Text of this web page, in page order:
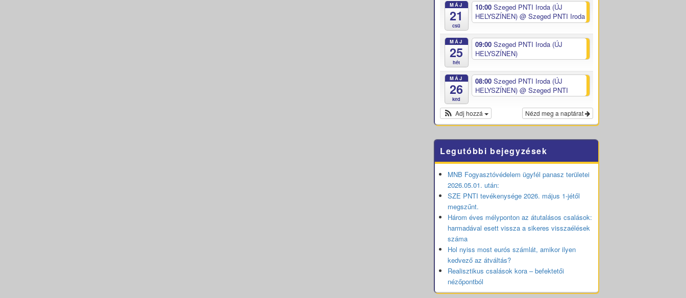
MÁJ
21
csü
10:00 Szeged PNTI Iroda (ÚJ
HELYSZÍNEN) @ Szeged PNTI Iroda
MÁJ
25
hét
09:00 Szeged PNTI Iroda (ÚJ
HELYSZÍNEN)
MÁJ
26
ked
08:00 Szeged PNTI Iroda (ÚJ
HELYSZÍNEN) @ Szeged PNTI
Nézd meg a naptárat
Adj hozzá
Legutóbbi bejegyzések
MNB Fogyasztóvédelem ügyfél panasz területei
2026.05.01. után:
SZE PNTI tevékenysége 2026. május 1-jétől
megszűnt.
Három éves mélyponton az átutalásos csalások:
harmadával esett vissza a sikeres visszaélések
száma
Hol nyiss most eurós számlát, amikor ilyen
kedvező az átváltás?
Realisztikus csalások kora – befektetői
nézőpontból